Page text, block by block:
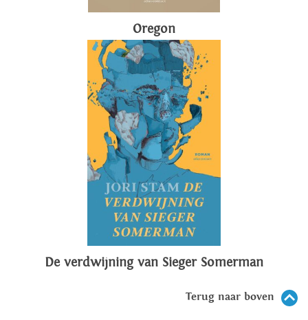
Oregon
De verdwijning van Sieger Somerman
Terug naar boven